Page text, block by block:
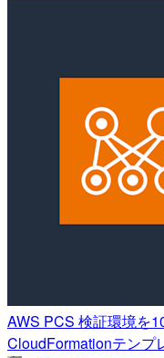
AWS PCS 検証環境を
CloudFormationテンプ